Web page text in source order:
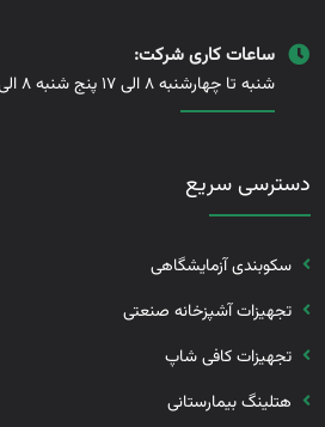
ساعات کاری شرکت:
شنبه تا چهارشنبه 8 الی 17 پنج شنبه 8 الی 13
دسترسی سریع
سکوبندی آزمایشگاهی
تجهیزات آشپزخانه صنعتی
تجهیزات کافی شاپ
هتلینگ بیمارستانی